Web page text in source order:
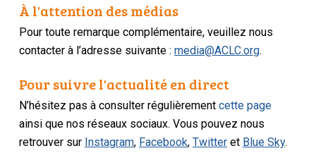
À l'attention des médias
Pour toute remarque complémentaire, veuillez nous
contacter à l’adresse suivante :media@ACLC.org.
Pour suivre l'actualité en direct
N’hésitez pas à consulter régulièrementcette page
ainsi que nos réseaux sociaux. Vous pouvez nous
retrouver sur Instagram, Facebook,Twitter et Blue Sky.